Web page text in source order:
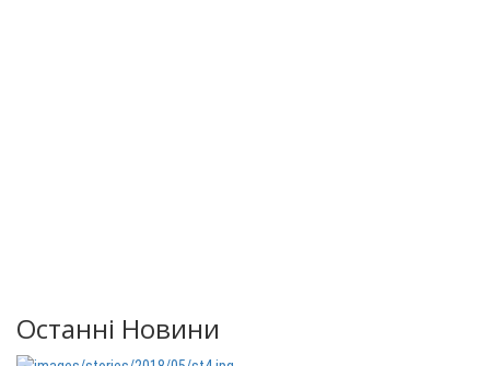
Останні Новини